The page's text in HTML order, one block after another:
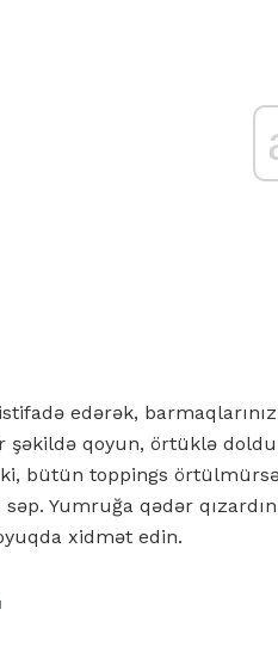
edərək,
şəkildə qoyun, örtüklə
bütün toppings
Yumruğa qədər
xidmət edin.